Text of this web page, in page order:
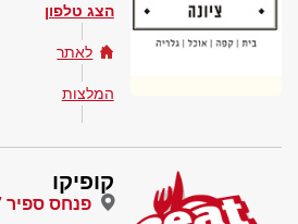
הצג טלפון
לאתר
המלצות
קופיקו
פנחס ספיר 7, נס ציונה